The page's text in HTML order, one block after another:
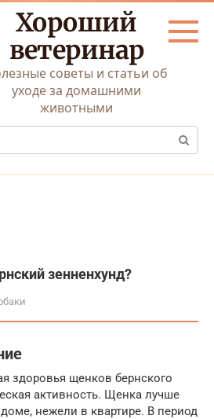
Хороший
ветеринар
советы и статьи об
уходе за домашними
животными
зенненхунд?
здоровья щенков бернского
активность. Щенка лучше
нежели в квартире. В период